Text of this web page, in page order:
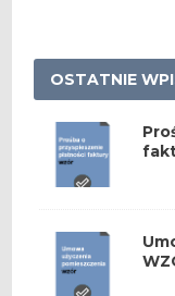
OSTATNIE